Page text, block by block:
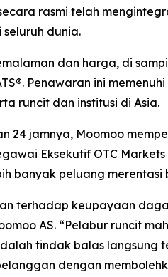
rasmi telah
dunia.
dan harga, di
Penawaran ini
runcit dan institusi di Asia.
24 jamnya, Moomoo
Eksekutif OTC
banyak peluang merentasi
terhadap keupayaan
AS. “Pelabur runcit
tindak balas langsung
dengan